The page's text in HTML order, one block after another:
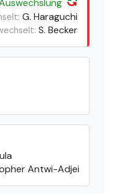
G. Haraguchi
S. Becker
Antwi-Adjei